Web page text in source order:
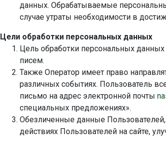
данных. Обрабатываемые
случае утраты необходимости в
Цели обработки персональных данных
Цель обработки персональных
писем.
Также Оператор имеет право
различных событиях. Пользователь
письмо на адрес электронной почты
специальных предложениях».
Обезличенные данные
действиях Пользователей на сайте,